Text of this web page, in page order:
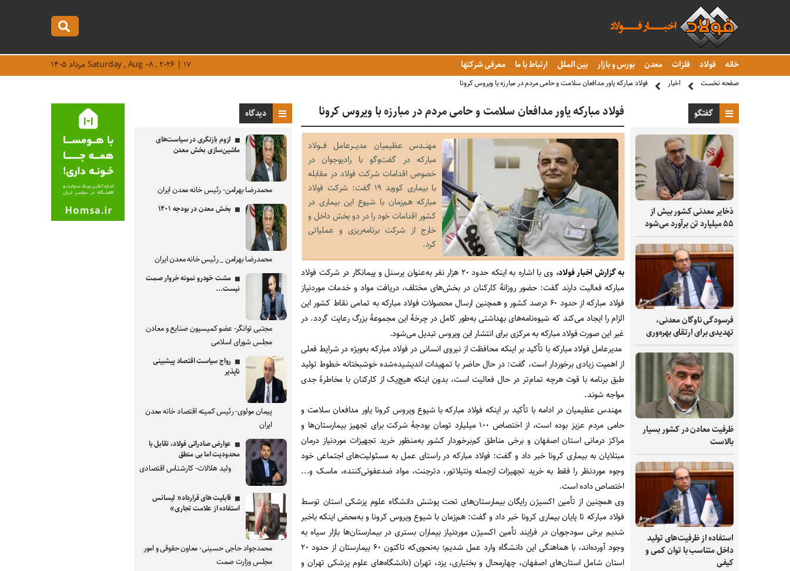
خانه فولاد فلزات معدن بورس و بازار بین الملل ارتباط با ما معرفی شرکتها Saturday , Aug ۰۸ , ۲۰۲۶ | ۱۷ مرداد ۱۴۰۵
صفحه نخست اخبار فولاد مبارکه یاور مدافعان سلامت و حامی مردم در مبارزه با ویروس کرونا
گفتگو
ذخایر معدنی کشور بیش از
۵۵ میلیارد تن برآورد می‌شود
فرسودگی ناوگان معدنی،
تهدیدی برای ارتقای بهره‌وری
ظرفیت‌ معادن در کشور بسیار
بالاست
استفاده از ظرفیت‌های تولید
داخل متناسب با توان کمی و
کیفی
فولاد مبارکه یاور مدافعان سلامت و حامی مردم در مبارزه با ویروس کرونا
مهنــدس عظیمیان مدیـــرعامل فـــولاد
مبارکه در گفت‌وگو با رادیوجوان در
خصوص اقدامات شرکت فولاد در مقابله
با بیماری کووید ۱۹ گفت: شرکت فولاد
مبارکه هم‌زمان با شیوع این بیماری در
کشور اقدامات خود را در دو بخش داخل و
خارج از شرکت برنامه‌ریزی و عملیاتی
کرد.
به گزارش اخبار فولاد،
وی با اشاره به اینکه حدود ۲۰ هزار نفر به‌عنوان پرسنل و پیمانکار در شرکت فولاد
مبارکه فعالیت دارند گفت: حضور روزانۀ کارکنان در بخش‌های مختلف، دریافت مواد و خدمات موردنیاز
فولاد مبارکه از حدود ۶۰ درصد کشور و همچنین ارسال محصولات فولاد مبارکه به تمامی نقاط کشور این
الزام را ایجاد می‌کند که شیوه‌نامه‌های بهداشتی به‌طور کامل در چرخۀ این مجموعۀ بزرگ رعایت گردد. در
غیر این صورت فولاد مبارکه به مرکزی برای انتشار این ویروس تبدیل می‌شود.
مدیرعامل فولاد مبارکه با تأکید بر اینکه محافظت از نیروی انسانی در فولاد مبارکه به‌ویژه در شرایط فعلی
از اهمیت زیادی برخوردار است، گفت: در حال حاضر با تمهیدات اندیشیده‌شده خوشبختانه خطوط تولید
طبق برنامه با قوت هرچه تمام‌تر در حال فعالیت است، بدون اینکه هیچ‌یک از کارکنان با مخاطرۀ جدی
مواجه شوند.
مهندس عظیمیان در ادامه با تأکید بر اینکه فولاد مبارکه با شیوع ویروس کرونا یاور مدافعان سلامت و
حامی مردم عزیز بوده است، از اختصاص ۱۰۰ میلیارد تومان بودجۀ شرکت برای تجهیز بیمارستان‌ها و
مراکز درمانی استان اصفهان و برخی مناطق کم‌برخوردار کشور به‌منظور خرید تجهیزات موردنیاز درمان
مبتلایان به بیماری کرونا خبر داد و گفت: فولاد مبارکه در راستای عمل به مسئولیت‌های اجتماعی خود
وجوه موردنظر را فقط به خرید تجهیزات ازجمله ونتیلاتور، دترجنت، مواد ضدعفونی‌کننده، ماسک و...
اختصاص داده است.
وی همچنین از تأمین اکسیژن رایگان بیمارستان‌های تحت پوشش دانشگاه علوم پزشکی استان توسط
فولاد مبارکه تا پایان بیماری کرونا خبر داد و گفت: هم‌زمان با شیوع ویروس کرونا و به‌محض اینکه باخبر
شدیم برخی سودجویان در فرایند تأمین اکسیژن موردنیاز بیماران بستری در بیمارستان‌ها بازار سیاه به
وجود آورده‌اند، با هماهنگی این دانشگاه وارد عمل شدیم؛ به‌نحوی‌که تاکنون ۶۰ بیمارستان از حدود ۲۰
استان شامل استان‌های اصفهان، چهارمحال و بختیاری، یزد، تهران (دانشگاه‌های علوم پزشکی تهران و
دیدگاه
لزوم بازنگری در سیاست‌های
ماشین‌سازی بخش معدن
محمدرضا بهرامن- رئیس خانه معدن ایران
بخش معدن در بودجه ۱۴۰۱
محمدرضا بهرامن _ رئیس خانه معدن ایران
مشت خودرو نمونه خروار صمت
نیست...
مجتبی توانگر- عضو کمیسیون صنایع و معادن
مجلس شورای اسلامی
رواج سیاست اقتصاد پیشبینی
ناپذیر
پیمان مولوی- رئیس کمیته اقتصاد خانه معدن
ایران
عوارض صادراتی فولاد، تقابل با
محدودیت اما بی منطق
ولید هلالات- کارشناس اقتصادی
قابلیت های قرارداد« لیسانس
استفاده از علامت تجاری»
محمدجواد حاجی حسینی- معاون حقوقی و امور
مجلس وزارت صمت